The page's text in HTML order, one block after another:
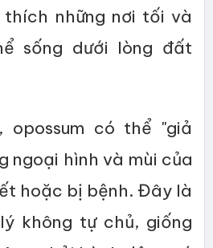
thích những nơi tối và
sống dưới lòng đất
có thể "giả
ngoại hình và mùi của
hoặc bị bệnh. Đây là
không tự chủ, giống